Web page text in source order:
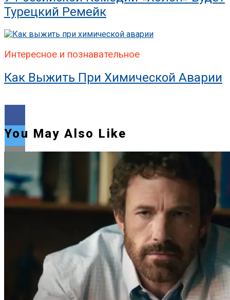
Турецкий Ремейк
Интересное и познавательное
Как Выжить При Химической Аварии
Flipboard
Reddit
Whatsapp
Whatsapp
You May Also Like